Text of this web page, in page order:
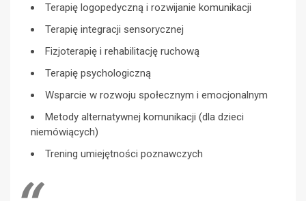
Terapię logopedyczną i rozwijanie komunikacji
Terapię integracji sensorycznej
Fizjoterapię i rehabilitację ruchową
Terapię psychologiczną
Wsparcie w rozwoju społecznym i emocjonalnym
Metody alternatywnej komunikacji (dla dzieci
niemówiących)
Trening umiejętności poznawczych